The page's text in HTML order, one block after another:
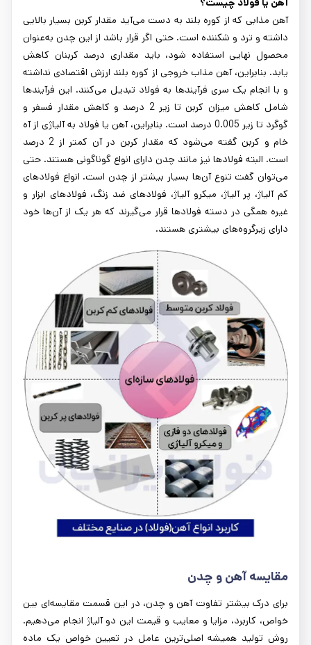
آهن یا فولاد چیست؟
آهن مذابی که از کوره بلند به دست می‌آید مقدار کربن بسیار بالایی
داشته و ترد و شکننده است. حتی اگر قرار باشد از این چدن به‌عنوان
محصول نهایی استفاده شود، باید مقداری درصد کربنان کاهش
یابد. بنابراین، آهن مذاب خروجی از کوره بلند ارزش اقتصادی نداشته
و با انجام یک سری فرآیندها به فولاد تبدیل می‌کنند. این فرآیندها
شامل کاهش میزان کربن تا زیر 2 درصد و کاهش مقدار فسفر و
گوگرد تا زیر 0.005 درصد است. بنابراین، آهن یا فولاد به آلیاژی از آه
خام و کربن گفته می‌شود که مقدار کربن در آن کمتر از 2 درصد
است. البته فولادها نیز مانند چدن دارای انواع گوناگونی هستند. حتی
می‌توان گفت تنوع آن‌ها بسیار بیشتر از چدن است. انواع فولادهای
کم آلیاژ، پر آلیاژ، میکرو آلیاژ، فولادهای ضد زنگ، فولادهای ابزار و
غیره همگی در دسته فولادها قرار می‌گیرند که هر یک از آن‌ها خود
دارای زیرگروه‌های بیشتری هستند.
مقایسه آهن و چدن
برای درک بیشتر تفاوت آهن و چدن، در این قسمت مقایسه‌ای بین
خواص، کاربرد، مزایا و معایب و قیمت این دو آلیاژ انجام می‌دهیم.
روش تولید همیشه اصلی‌ترین عامل در تعیین خواص یک ماده